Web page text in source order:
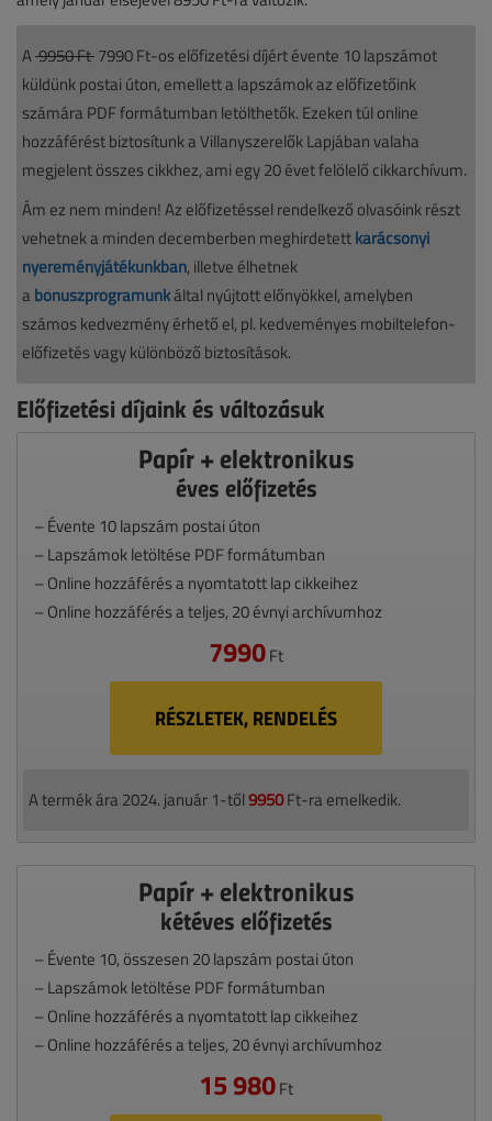
A9950 Ft7990 Ft-os előfizetési díjért évente 10 lapszámot
küldünk postai úton, emellett a lapszámok az előfizetőink
számára PDF formátumban letölthetők. Ezeken túl online
hozzáférést biztosítunk a Villanyszerelők Lapjában valaha
megjelent összes cikkhez, ami egy 20 évet felölelő cikkarchívum.
Ám ez nem minden! Az előfizetéssel rendelkező olvasóink részt
vehetnek a minden decemberben meghirdetettkarácsonyi
nyereményjátékunkban, illetve élhetnek
a bónuszprogramunkáltal nyújtott előnyökkel, amelyben
számos kedvezmény érhető el, pl. kedveményes mobiltelefon-
előfizetés vagy különböző biztosítások.
Előfizetési díjaink és változásuk
Papír + elektronikus
éves előfizetés
– Évente 10 lapszám postai úton
– Lapszámok letöltése PDF formátumban
– Online hozzáférés a nyomtatott lap cikkeihez
– Online hozzáférés a teljes, 20 évnyi archívumhoz
7990Ft
RÉSZLETEK, RENDELÉS
A termék ára 2024. január 1-től9950Ft-ra emelkedik.
Papír + elektronikus
kétéves előfizetés
– Évente 10, összesen 20 lapszám postai úton
– Lapszámok letöltése PDF formátumban
– Online hozzáférés a nyomtatott lap cikkeihez
– Online hozzáférés a teljes, 20 évnyi archívumhoz
15 980Ft